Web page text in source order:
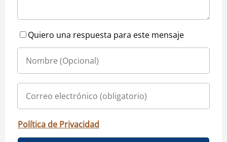
Quiero una respuesta para este mensaje
Política de Privacidad